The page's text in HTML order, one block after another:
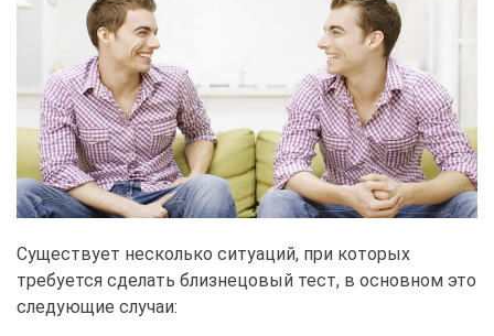
Существует несколько ситуаций, при которых
требуется сделать близнецовый тест, в основном это
следующие случаи: